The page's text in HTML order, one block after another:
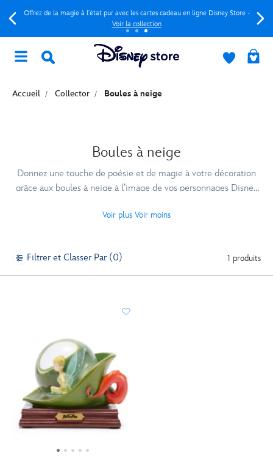
Offrez de la magie à l'état pur avec les cartes cadeau en ligne Disney Store -
Voir la collection
Accueil Collector Boules à neige
Boules à neige
Donnez une touche de poésie et de magie à votre décoration
grâce aux boules à neige à l’image de vos personnages Disney
Voir plus Voir moins
Filtrer et Classer Par (0) 1 produits